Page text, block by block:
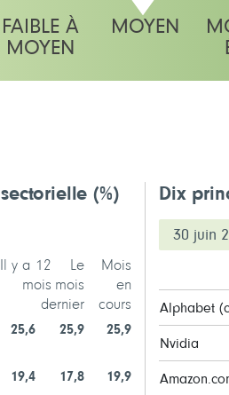
FAIBLE À
MOYEN
MOYEN
(%)
Il y a 12
mois
Le
mois
dernier
Mois
en
cours
25,6 25,9 25,9
19,4 17,8
19,9
Dix
30 juin
Alphabet
Nvidia